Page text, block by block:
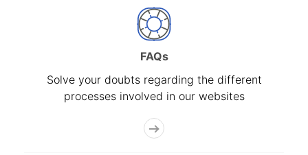
FAQs
Solve your doubts regarding the different
processes involved in our websites